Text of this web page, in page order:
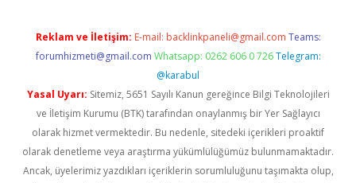
Reklam ve İletişim: E-mail: backlinkpaneli@gmail.com Teams:
forumhizmeti@gmail.com Whatsapp: 0262 606 0 726 Telegram:
@karabul
Yasal Uyarı: Sitemiz, 5651 Sayılı Kanun gereğince Bilgi Teknolojileri
ve İletişim Kurumu (BTK) tarafından onaylanmış bir Yer Sağlayıcı
olarak hizmet vermektedir. Bu nedenle, sitedeki içerikleri proaktif
olarak denetleme veya araştırma yükümlülüğümüz bulunmamaktadır.
Ancak, üyelerimiz yazdıkları içeriklerin sorumluluğunu taşımakta olup,